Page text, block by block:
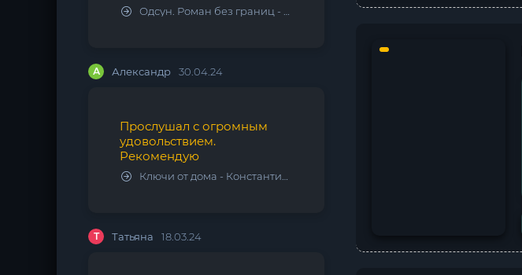
Одсун. Роман без границ - Алексей Варламов
А Александр 30.04.24
Прослушал с огромным
удовольствием.
Рекомендую
Ключи от дома - Константин Калбазов
Т Татьяна 18.03.24